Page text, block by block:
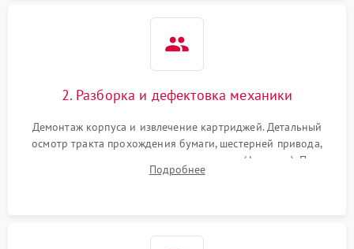
2. Разборка и дефектовка механики
Демонтаж корпуса и извлечение картриджей. Детальный
осмотр тракта прохождения бумаги, шестерней привода,
роликов захвата и узла термозакрепления (фьюзера). Поиск
физического износа и повреждений деталей.
Подробнее